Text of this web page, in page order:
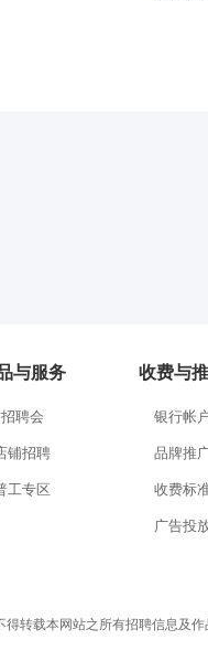
与服务
招聘会
铺招聘
工专区
收费与
银行帐
品牌推
收费标
广告投
得转载本网站之所有招聘信息及